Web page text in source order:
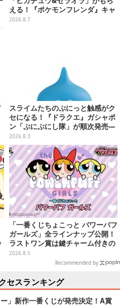
える！『ポケモンフレンダ』キャ
ンペーンが8月11日開始
2026.8.7
スライムたちのぷにっと触感がク
セになる！『ドラクエ』ガシャポ
ン「ぷにぷにし隊」が順次発売―
全4種ではぐれメタルは固め
2026.8.3
「一番くじちょこっと パワーパフ
ガールズ」全ラインナップ公開！
ラストワン賞は鍵チャーム付きの
シール帳スペシャルセットを用意
2026.8.5
Recommended by
セスランキング
ー」新作一番くじが発売決定！A賞